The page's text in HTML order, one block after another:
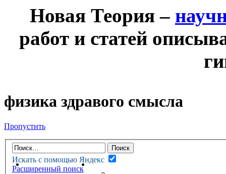
Новая Теория –
работ и статей
физика здравого смысла
Пропустить
Искать с помощью Яндекс
Расширенный поиск
НОВАЯ ТЕОРИЯФОРУМ